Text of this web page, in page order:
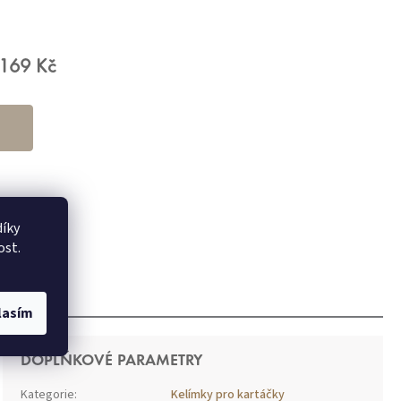
169 Kč
DOPLŇKOVÉ PARAMETRY
Kategorie:
Kelímky pro kartáčky